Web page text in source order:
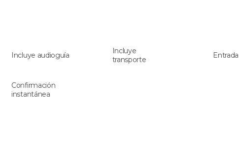
Incluye audioguía
Incluye
transporte
Confirmación
instantánea